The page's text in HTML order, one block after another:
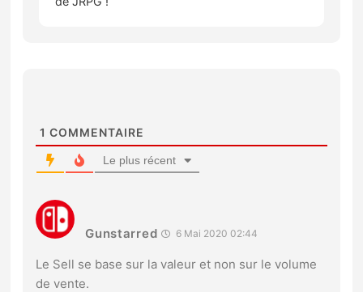
1 COMMENTAIRE
Le plus récent
Gunstarred 6 Mai 2020 02:44
Le Sell se base sur la valeur et non sur le volume
de vente.